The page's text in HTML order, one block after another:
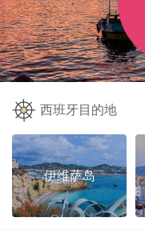
西班牙目的地
伊维萨岛